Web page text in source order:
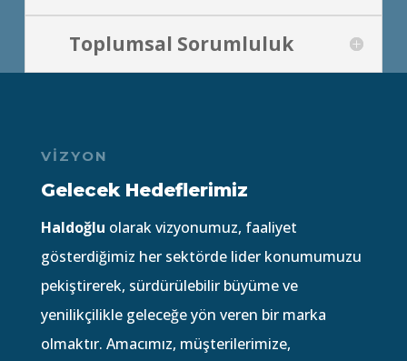
Toplumsal Sorumluluk
VİZYON
Gelecek Hedeflerimiz
Haldoğlu olarak vizyonumuz, faaliyet
gösterdiğimiz her sektörde lider konumumuzu
pekiştirerek, sürdürülebilir büyüme ve
yenilikçilikle geleceğe yön veren bir marka
olmaktır. Amacımız, müşterilerimize,